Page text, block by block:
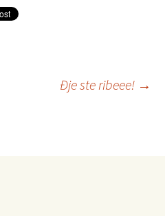
Đje ste ribeee! →